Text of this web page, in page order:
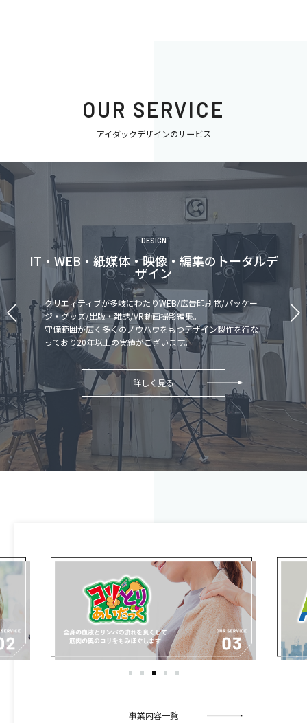
OUR SERVICE
アイダックデザインのサービス
トータルデ
刷物/パッケー
ン製作を行な
DAY SERVICE
放課後等デイサー
様々な分野にわけ、子供たちが充実した
が
出来る施設を多数運営しております。
詳しく見る
事業内容一覧